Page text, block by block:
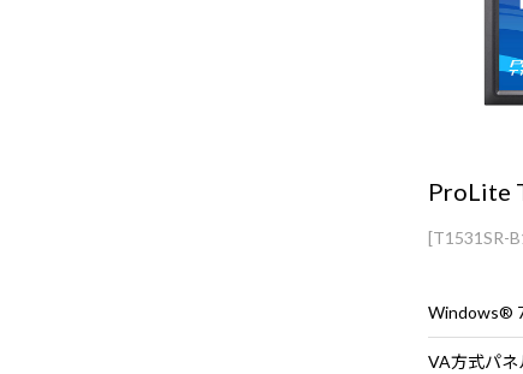
ProLite
[T1531SR-
VA方式パネ